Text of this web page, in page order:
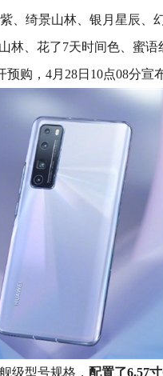
、绮景山林、银月星辰、
林、花了7天时间色、蜜语
购，4月28日10点08分宣
级型号规格， 配置了6.57